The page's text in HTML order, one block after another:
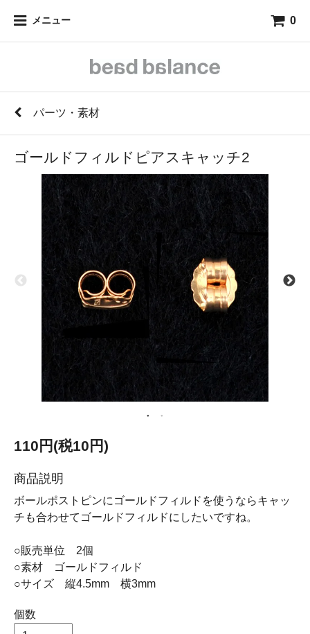
メニュー 0
パーツ・素材
ゴールドフィルドピアスキャッチ2
110円(税10円)
商品説明
ボールポストピンにゴールドフィルドを使うならキャッ
チも合わせてゴールドフィルドにしたいですね。
○販売単位 2個
○素材 ゴールドフィルド
○サイズ 縦4.5mm 横3mm
個数